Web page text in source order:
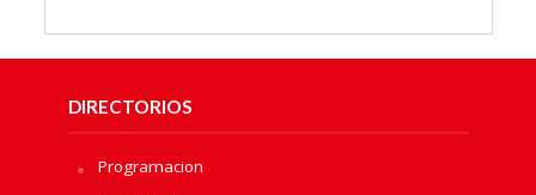
DIRECTORIOS
Programacion